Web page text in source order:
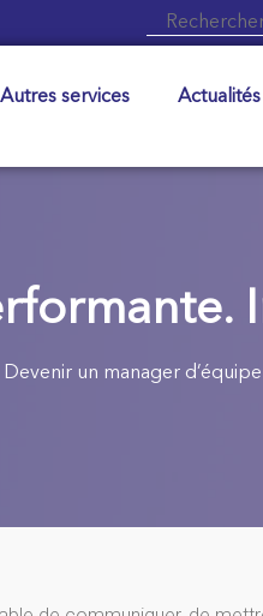
Autres services Actualités
un manager